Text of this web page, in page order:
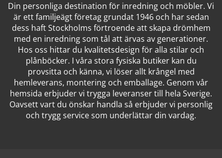
Din personliga destination för inredning och möbler. Vi
är ett familjeägt företag grundat 1946 och har sedan
dess haft Stockholms förtroende att skapa drömhem
med en inredning som tål att ärvas av generationer.
Hos oss hittar du kvalitetsdesign för alla stilar och
plånböcker. I våra stora fysiska butiker kan du
provsitta och känna, vi löser allt krångel med
hemleverans, montering och emballage. Genom vår
hemsida erbjuder vi trygga leveranser till hela Sverige.
Oavsett vart du önskar handla så erbjuder vi personlig
och trygg service som underlättar din vardag.